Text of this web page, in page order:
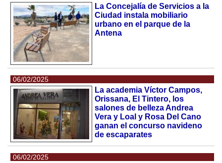
La Concejalía de Servicios a la
Ciudad instala mobiliario
urbano en el parque de la
Antena
06/02/2025
La academia Víctor Campos,
Orissana, El Tintero, los
salones de belleza Andrea
Vera y Loal y Rosa Del Cano
ganan el concurso navideno
de escaparates
06/02/2025